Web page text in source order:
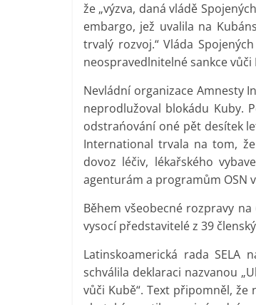
že „výzva, daná vládě
embargo, jež uvalila na
trvalý rozvoj.“ Vláda
neospravedlnitelné sankce
Nevládní organizace Amnesty
neprodlužoval blokádu Kuby.
odstrańování oné pět desítek
International trvala na tom,
dovoz léčiv, lékařského
agenturám a programům OSN
Během všeobecné rozpravy
vysocí představitelé z 39
Latinskoamerická rada SELA
schválila deklaraci nazvanou
vůči Kubě“. Text připomněl, že